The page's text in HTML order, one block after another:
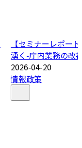
【セミナーレポー
湧く-庁内業務の改
2026-04-20
情報政策